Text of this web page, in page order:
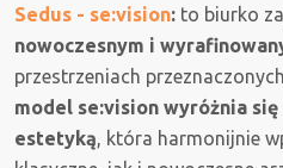
Sedus - se:vision: to biurko
nowoczesnym i
przestrzeniach
model se:vision wyróżnia
estetyką, która harmonijnie